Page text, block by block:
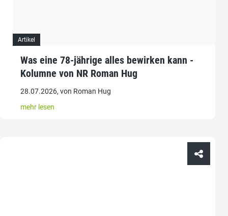
Artikel
Was eine 78-jährige alles bewirken kann -
Kolumne von NR Roman Hug
28.07.2026, von Roman Hug
mehr lesen